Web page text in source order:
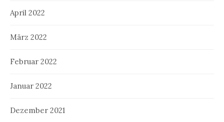
April 2022
März 2022
Februar 2022
Januar 2022
Dezember 2021